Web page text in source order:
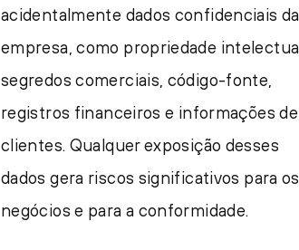
acidentalmente dados confidenciais da
empresa, como propriedade intelectual,
segredos comerciais, código-fonte,
registros financeiros e informações de
clientes. Qualquer exposição desses
dados gera riscos significativos para os
negócios e para a conformidade.